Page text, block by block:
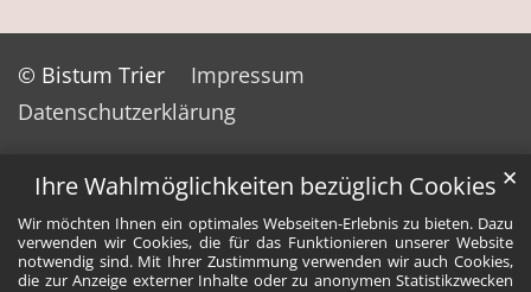
Ihre Wahlmöglichkeiten bezüglich Cookies
Wir möchten Ihnen ein optimales Webseiten-Erlebnis zu bieten. Dazu
verwenden wir Cookies, die für das Funktionieren unserer Website
notwendig sind. Mit Ihrer Zustimmung verwenden wir auch Cookies,
die zur Anzeige externer Inhalte oder zu anonymen Statistikzwecken
✕
© Bistum Trier
Impressum
Datenschutzerklärung